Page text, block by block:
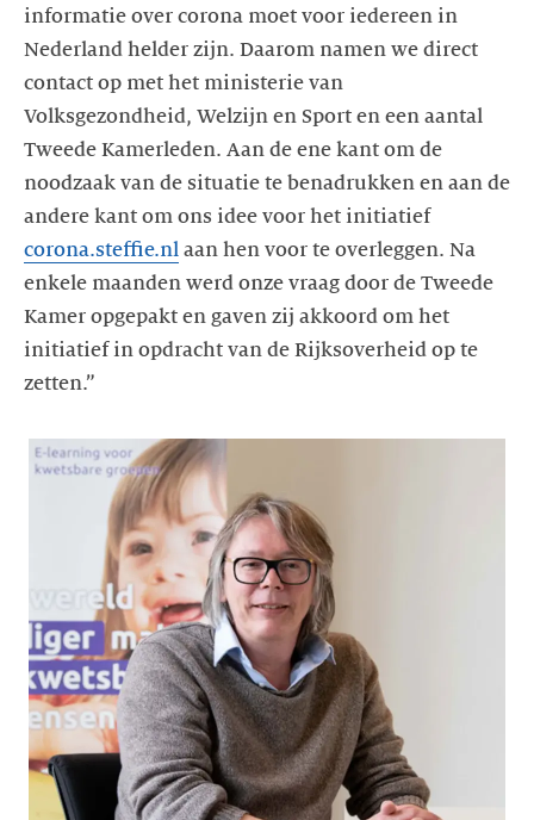
informatie over corona moet voor iedereen in
Nederland helder zijn. Daarom namen we direct
contact op met het ministerie van
Volksgezondheid, Welzijn en Sport en een aantal
Tweede Kamerleden. Aan de ene kant om de
noodzaak van de situatie te benadrukken en aan de
andere kant om ons idee voor het initiatief
corona.steffie.nl aan hen voor te overleggen. Na
enkele maanden werd onze vraag door de Tweede
Kamer opgepakt en gaven zij akkoord om het
initiatief in opdracht van de Rijksoverheid op te
zetten.”